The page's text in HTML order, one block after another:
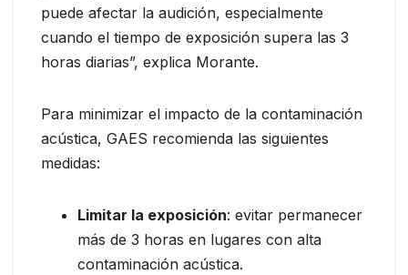
puede afectar la audición, especialmente
cuando el tiempo de exposición supera las 3
horas diarias”, explica Morante.
Para minimizar el impacto de la contaminación
acústica, GAES recomienda las siguientes
medidas:
Limitar la exposición: evitar permanecer
más de 3 horas en lugares con alta
contaminación acústica.